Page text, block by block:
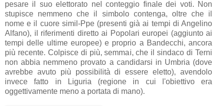
pesare il suo elettorato nel conteggio finale dei voti. Non
stupisce nemmeno che il simbolo contenga, oltre che il
nome e il cuore simil-Ppe (presenti già ai tempi di Angelino
Alfano), il riferimenti diretto ai Popolari europei (aggiunto ai
tempi delle ultime europee) e proprio a Bandecchi, ancora
più recente. Colpisce di più, semmai, che il sindaco di Terni
non abbia nemmeno provato a candidarsi in Umbria (dove
avrebbe avuto più possibilità di essere eletto), avendolo
invece fatto in Liguria (regione in cui l'obiettivo era
oggettivamente meno a portata di mano).